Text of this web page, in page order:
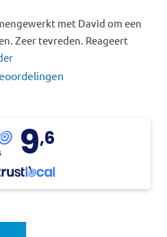
met David om een
Zeer tevreden. Reageert
9,6